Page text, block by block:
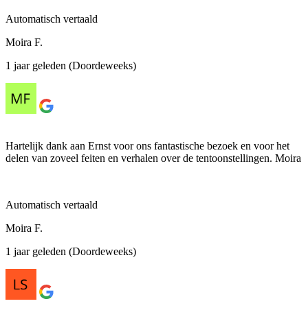
Automatisch vertaald
Moira F.
1 jaar geleden (Doordeweeks)
Hartelijk dank aan Ernst voor ons fantastische bezoek en voor het
delen van zoveel feiten en verhalen over de tentoonstellingen. Moira
Automatisch vertaald
Moira F.
1 jaar geleden (Doordeweeks)